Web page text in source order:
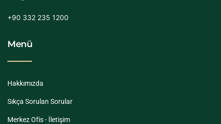
+90 332 235 1200
Menü
Hakkımızda
Sıkça Sorulan Sorular
Merkez Ofis - İletişim